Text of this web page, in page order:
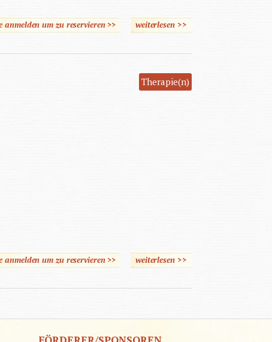
anmelden um zu reservieren >> weiterlesen
über Grundlagen der
>>
Therapie(n)
anmelden um zu reservieren >> weiterlesen
über Einführung in die
>>